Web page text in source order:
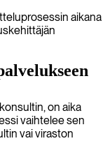
aikana
on aika
vaihtelee sen
vai viraston